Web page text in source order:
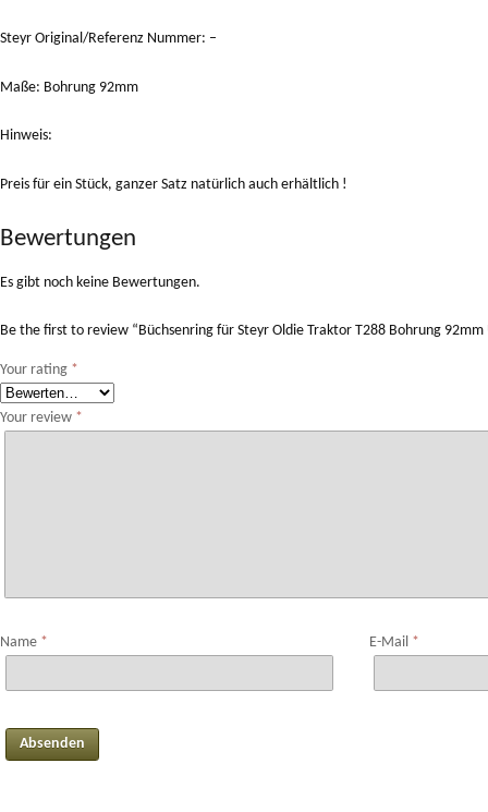
Steyr Original/Referenz Nummer: –
Maße: Bohrung 92mm
Hinweis:
Preis für ein Stück, ganzer Satz natürlich auch erhältlich !
Bewertungen
Es gibt noch keine Bewertungen.
Be the first to review “Büchsenring für Steyr Oldie Traktor T288 Bohrung 92mm
Your rating *
Your review *
Name * E-Mail *